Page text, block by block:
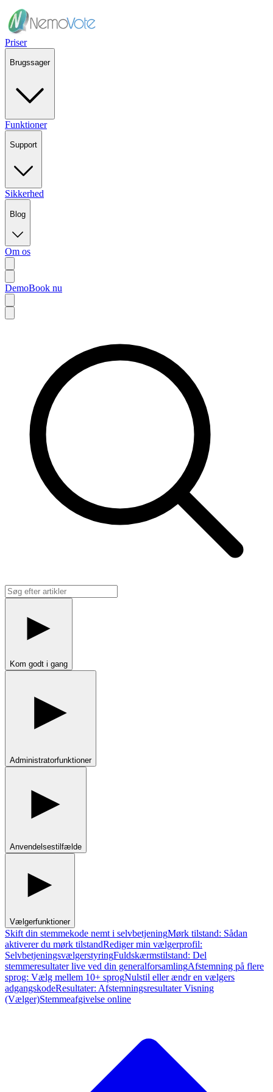
Priser
Brugssager
Funktioner
Support
Sikkerhed
Blog
Om os
DemoBook nu
Kom godt i gang
Administratorfunktioner
Anvendelsestilfælde
Vælgerfunktioner
Skift din stemmekode nemt i selvbetjeningMørk tilstand: Sådan
aktiverer du mørk tilstandRediger min vælgerprofil:
SelvbetjeningsvælgerstyringFuldskærmstilstand: Del
stemmeresultater live ved din generalforsamlingAfstemning på flere
sprog: Vælg mellem 10+ sprogNulstil eller ændr en vælgers
adgangskodeResultater: Afstemningsresultater Visning
(Vælger)Stemmeafgivelse online